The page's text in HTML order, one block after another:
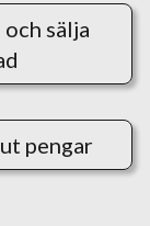
och sälja
pengar